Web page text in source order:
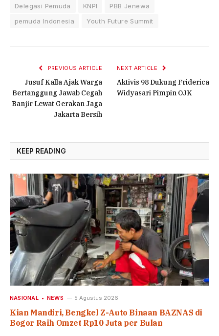
Delegasi Pemuda KNPI
PBB Jenewa
pemuda Indonesia
Youth Future Summit
PREVIOUS ARTICLE
Jusuf Kalla Ajak Warga
Bertanggung Jawab Cegah
Banjir Lewat Gerakan Jaga
Jakarta Bersih
NEXT ARTICLE
Aktivis 98 Dukung Friderica
Widyasari Pimpin OJK
KEEP READING
NASIONAL NEWS 5 Agustus 2026
Kian Mandiri, Bengkel Z-Auto Binaan BAZNAS di
Bogor Raih Omzet Rp10 Juta per Bulan